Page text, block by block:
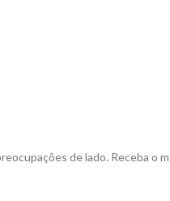
de lado. Receba